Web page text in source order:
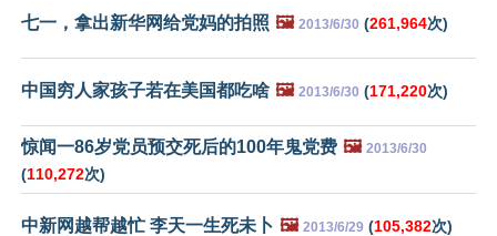
七一，拿出新华网给党妈的拍照 🖼️ 2013/6/30 (261,964次)
中国穷人家孩子若在美国都吃啥 🖼️ 2013/6/30 (171,220次)
惊闻一86岁党员预交死后的100年鬼党费 🖼️ 2013/6/30
(110,272次)
中新网越帮越忙 李天一生死未卜 🖼️ 2013/6/29 (105,382次)